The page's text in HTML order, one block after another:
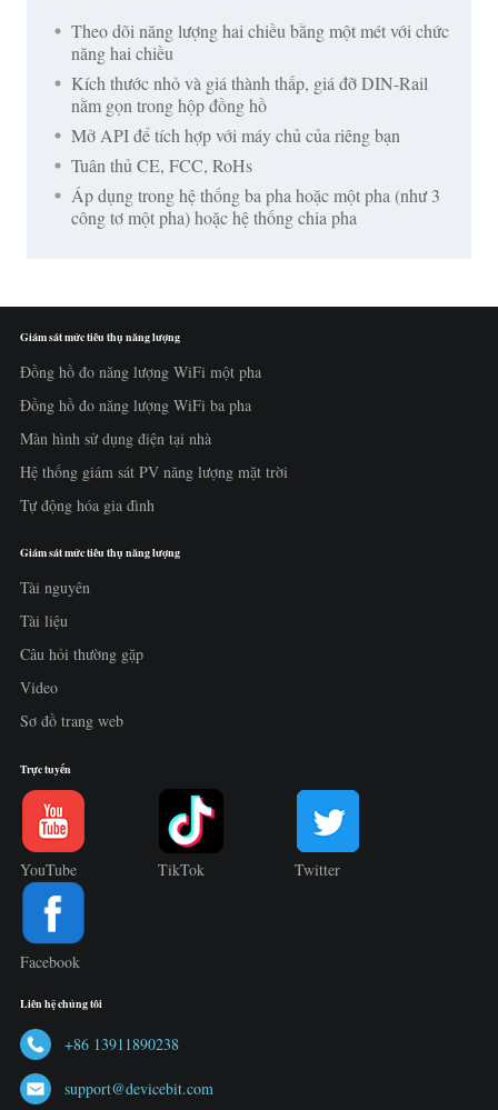
Theo dõi năng lượng hai chiều bằng một mét với chức
năng hai chiều
Kích thước nhỏ và giá thành thấp, giá đỡ DIN-Rail
nằm gọn trong hộp đồng hồ
Mở API để tích hợp với máy chủ của riêng bạn
Tuân thủ CE, FCC, RoHs
Áp dụng trong hệ thống ba pha hoặc một pha (như 3
công tơ một pha) hoặc hệ thống chia pha
Giám sát mức tiêu thụ năng lượng
Đồng hồ đo năng lượng WiFi một pha
Đồng hồ đo năng lượng WiFi ba pha
Màn hình sử dụng điện tại nhà
Hệ thống giám sát PV năng lượng mặt trời
Tự động hóa gia đình
Giám sát mức tiêu thụ năng lượng
Tài nguyên
Tài liệu
Câu hỏi thường gặp
Video
Sơ đồ trang web
Trực tuyến
YouTube TikTok Twitter
Facebook
Liên hệ chúng tôi
+86 13911890238
support@devicebit.com